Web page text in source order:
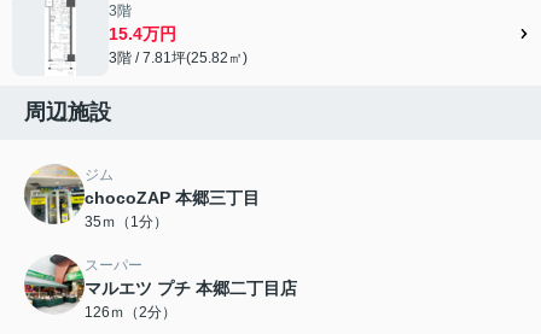
3階
15.4万円
3階 / 7.81坪(25.82㎡)
周辺施設
ジム
chocoZAP 本郷三丁目
35ｍ（1分）
スーパー
マルエツ プチ 本郷二丁目店
126ｍ（2分）